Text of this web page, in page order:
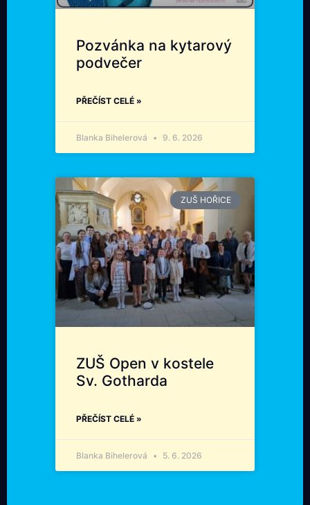
Pozvánka na kytarový
podvečer
PŘEČÍST CELÉ »
Blanka Bihelerová 9. 6. 2026
ZUŠ HOŘICE
ZUŠ Open v kostele
Sv. Gotharda
PŘEČÍST CELÉ »
Blanka Bihelerová 5. 6. 2026